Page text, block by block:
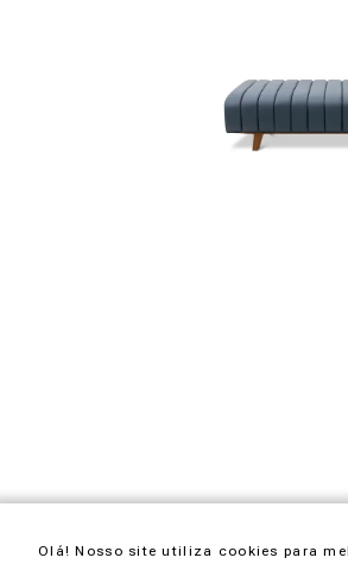
Olá! Nosso site utiliza cookies para